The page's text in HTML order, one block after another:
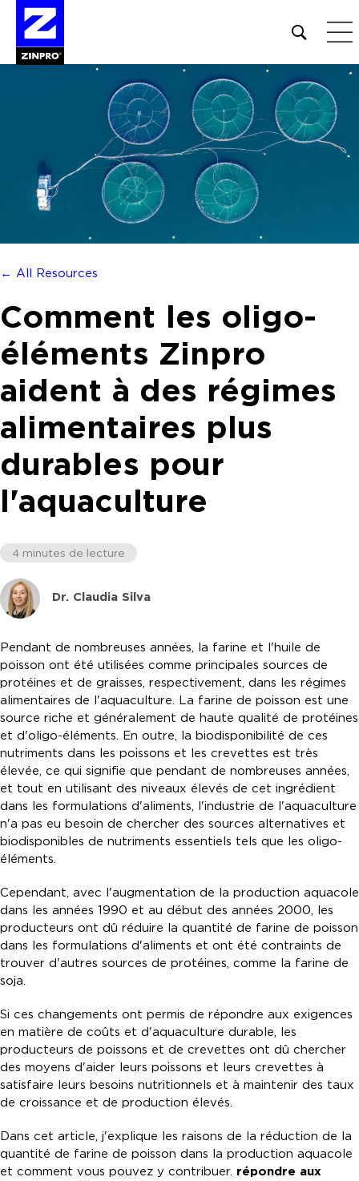
Open
site
search
form
← All Resources
Comment les oligo-
éléments Zinpro
aident à des régimes
alimentaires plus
durables pour
l'aquaculture
4 minutes de lecture
Dr. Claudia Silva
Pendant de nombreuses années, la farine et l'huile de
poisson ont été utilisées comme principales sources de
protéines et de graisses, respectivement, dans les régimes
alimentaires de l'aquaculture. La farine de poisson est une
source riche et généralement de haute qualité de protéines
et d'oligo-éléments. En outre, la biodisponibilité de ces
nutriments dans les poissons et les crevettes est très
élevée, ce qui signifie que pendant de nombreuses années,
et tout en utilisant des niveaux élevés de cet ingrédient
dans les formulations d'aliments, l'industrie de l'aquaculture
n'a pas eu besoin de chercher des sources alternatives et
biodisponibles de nutriments essentiels tels que les oligo-
éléments.
Cependant, avec l'augmentation de la production aquacole
dans les années 1990 et au début des années 2000, les
producteurs ont dû réduire la quantité de farine de poisson
dans les formulations d'aliments et ont été contraints de
trouver d'autres sources de protéines, comme la farine de
soja.
Si ces changements ont permis de répondre aux exigences
en matière de coûts et d'aquaculture durable, les
producteurs de poissons et de crevettes ont dû chercher
des moyens d'aider leurs poissons et leurs crevettes à
satisfaire leurs besoins nutritionnels et à maintenir des taux
de croissance et de production élevés.
Dans cet article, j'explique les raisons de la réduction de la
quantité de farine de poisson dans la production aquacole
et comment vous pouvez y contribuer. répondre aux